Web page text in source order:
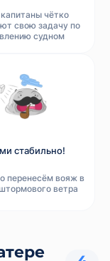
чётко
свою задачу по
судном
стабильно!
перенесём вояж в
ветра